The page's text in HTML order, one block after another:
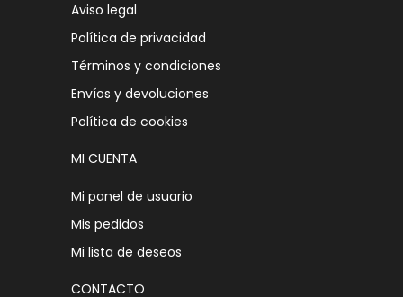
Aviso legal
Política de privacidad
Términos y condiciones
Envíos y devoluciones
Política de cookies
MI CUENTA
Mi panel de usuario
Mis pedidos
Mi lista de deseos
CONTACTO